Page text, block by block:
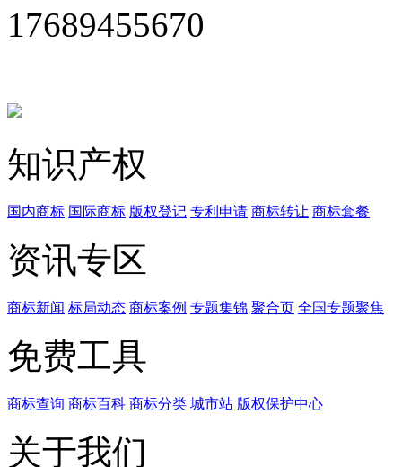
17689455670
知识产权
国内商标 国际商标 版权登记 专利申请 商标转让 商标套餐
资讯专区
商标新闻 标局动态 商标案例 专题集锦 聚合页 全国专题聚焦
免费工具
商标查询 商标百科 商标分类 城市站 版权保护中心
关于我们